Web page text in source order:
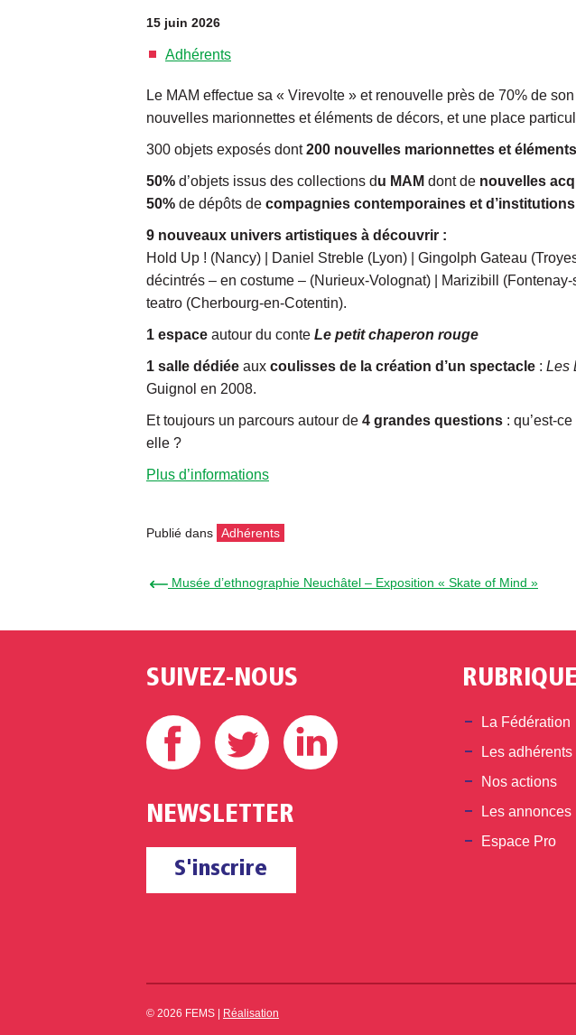
15 juin 2026
Adhérents
Le MAM effectue sa « Virevolte » et renouvelle près de 70% de
nouvelles marionnettes et éléments de décors, et une place
300 objets exposés dont200 nouvelles marionnettes et
50% d’objets issus des collections du MAM dont de nouvelles
50% de dépôts de compagnies contemporaines et
9 nouveaux univers artistiques à découvrir :
Hold Up ! (Nancy) | Daniel Streble (Lyon) | Gingolph Gateau
décintrés – en costume – (Nurieux-Volognat) | Marizibill
teatro (Cherbourg-en-Cotentin).
1 espace autour du conte Le petit chaperon rouge
1 salle dédiée aux coulisses de la création d’un spectacle : Les
Guignol en 2008.
Et toujours un parcours autour de 4 grandes questions : qu’est-
elle ?
Plus d’informations
Publié dans Adhérents
← Musée d’ethnographie Neuchâtel – Exposition « Skate of Mind »
SUIVEZ-NOUS
Facebook Twitter
NEWSLETTER
S'inscrire
La Fédération
Les adhérents
Nos actions
Les annonces
Espace Pro
© 2026 FEMS | Réalisation